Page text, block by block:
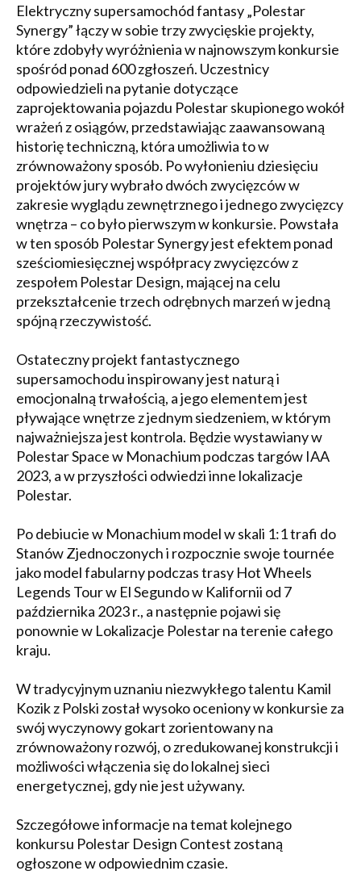
Elektryczny supersamochód fantasy „Polestar
Synergy” łączy w sobie trzy zwycięskie projekty,
które zdobyły wyróżnienia w najnowszym konkursie
spośród ponad 600 zgłoszeń. Uczestnicy
odpowiedzieli na pytanie dotyczące
zaprojektowania pojazdu Polestar skupionego wokół
wrażeń z osiągów, przedstawiając zaawansowaną
historię techniczną, która umożliwia to w
zrównoważony sposób. Po wyłonieniu dziesięciu
projektów jury wybrało dwóch zwycięzców w
zakresie wyglądu zewnętrznego i jednego zwycięzcy
wnętrza – co było pierwszym w konkursie. Powstała
w ten sposób Polestar Synergy jest efektem ponad
sześciomiesięcznej współpracy zwycięzców z
zespołem Polestar Design, mającej na celu
przekształcenie trzech odrębnych marzeń w jedną
spójną rzeczywistość.
Ostateczny projekt fantastycznego
supersamochodu inspirowany jest naturą i
emocjonalną trwałością, a jego elementem jest
pływające wnętrze z jednym siedzeniem, w którym
najważniejsza jest kontrola. Będzie wystawiany w
Polestar Space w Monachium podczas targów IAA
2023, a w przyszłości odwiedzi inne lokalizacje
Polestar.
Po debiucie w Monachium model w skali 1:1 trafi do
Stanów Zjednoczonych i rozpocznie swoje tournée
jako model fabularny podczas trasy Hot Wheels
Legends Tour w El Segundo w Kalifornii od 7
października 2023 r., a następnie pojawi się
ponownie w Lokalizacje Polestar na terenie całego
kraju.
W tradycyjnym uznaniu niezwykłego talentu Kamil
Kozik z Polski został wysoko oceniony w konkursie za
swój wyczynowy gokart zorientowany na
zrównoważony rozwój, o zredukowanej konstrukcji i
możliwości włączenia się do lokalnej sieci
energetycznej, gdy nie jest używany.
Szczegółowe informacje na temat kolejnego
konkursu Polestar Design Contest zostaną
ogłoszone w odpowiednim czasie.